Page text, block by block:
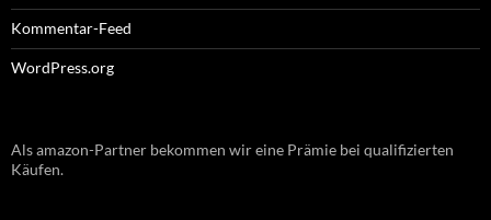
Kommentar-Feed
WordPress.org
Als amazon-Partner bekommen wir eine Prämie bei qualifizierten
Käufen.